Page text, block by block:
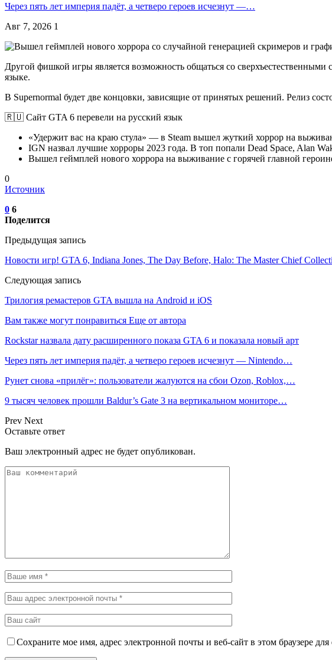
Через пять лет империя падёт, а четверо героев исчезнут —…
Авг 7, 2026 1
Другой фишкой игры является возможность общаться со
языке.
В Supernormal будет две концовки, зависящие от принятых решений. Релиз
🇷🇺 Сайт GTA 6 перевели на русский язык
«Удержит вас на краю стула» — в Steam вышел жуткий хоррор на
IGN назвал лучшие хорроры 2023 года. В топ попали Dead Space, Alan
Вышел геймплей нового хоррора на выживание с горячей главной
0
Источник
0 6
Поделится
Предыдущая запись
Новости игр! GTA 6, Indiana Jones, The Day Before, Halo: The Master Chief
Следующая запись
Трилогия ремастеров GTA вышла на Android и iOS
Вам также могут понравиться Еще от автора
Rockstar назвала дату расширенного показа GTA 6 и показала новый арт
Через пять лет империя падёт, а четверо героев исчезнут — Nintendo…
Рунет снова «прилёг»: пользователи жалуются на сбои Ozon, Roblox,…
9 тысяч человек прошли Baldur’s Gate 3 на вертикальном мониторе…
Prev Next
Оставьте ответ
Ваш электронный адрес не будет опубликован.
Сохраните мое имя, адрес электронной почты и веб-сайт в этом браузере